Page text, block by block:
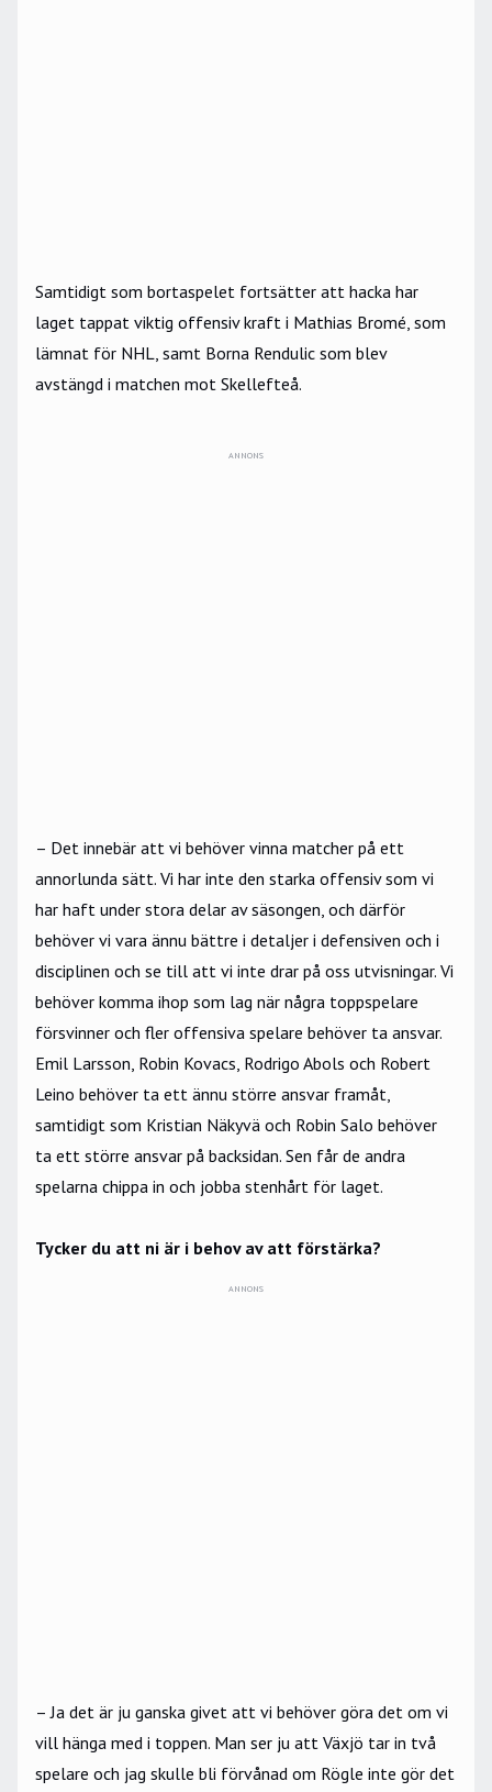
Samtidigt som bortaspelet fortsätter att hacka har
laget tappat viktig offensiv kraft i Mathias Bromé, som
lämnat för NHL, samt Borna Rendulic som blev
avstängd i matchen mot Skellefteå.
ANNONS
– Det innebär att vi behöver vinna matcher på ett
annorlunda sätt. Vi har inte den starka offensiv som vi
har haft under stora delar av säsongen, och därför
behöver vi vara ännu bättre i detaljer i defensiven och i
disciplinen och se till att vi inte drar på oss utvisningar. Vi
behöver komma ihop som lag när några toppspelare
försvinner och fler offensiva spelare behöver ta ansvar.
Emil Larsson, Robin Kovacs, Rodrigo Abols och Robert
Leino behöver ta ett ännu större ansvar framåt,
samtidigt som Kristian Näkyvä och Robin Salo behöver
ta ett större ansvar på backsidan. Sen får de andra
spelarna chippa in och jobba stenhårt för laget.
Tycker du att ni är i behov av att förstärka?
ANNONS
– Ja det är ju ganska givet att vi behöver göra det om vi
vill hänga med i toppen. Man ser ju att Växjö tar in två
spelare och jag skulle bli förvånad om Rögle inte gör det